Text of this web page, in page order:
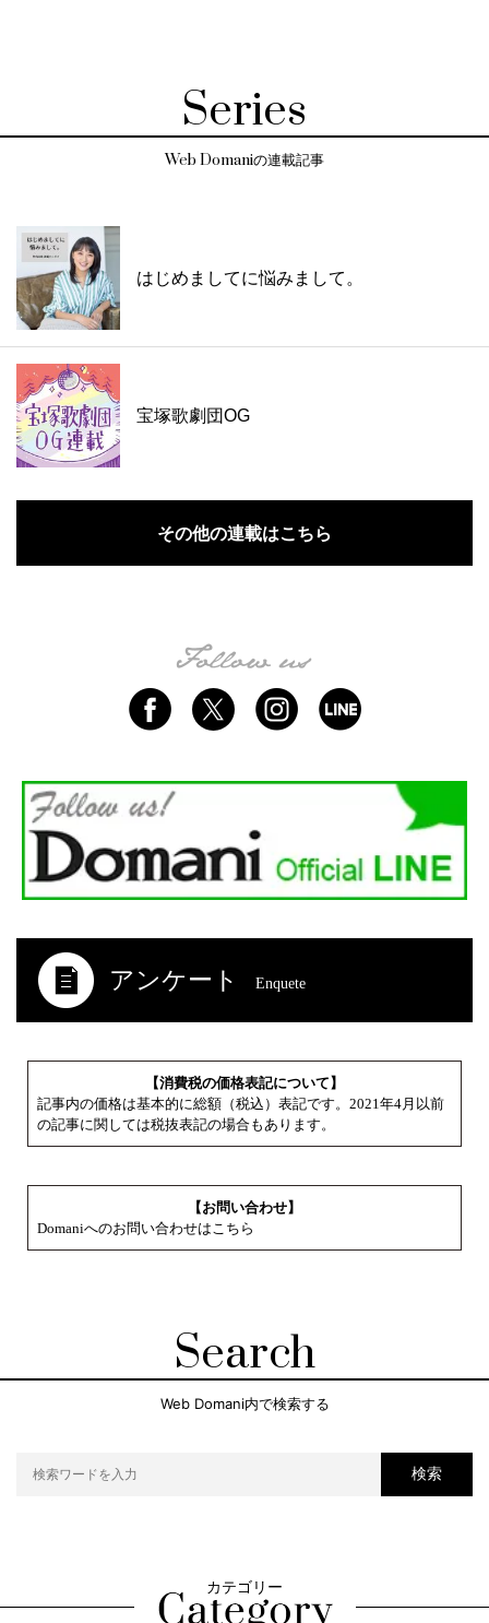
Series
Web Domaniの連載記事
はじめましてに悩みまして。
宝塚歌劇団OG
その他の連載はこちら
アンケート Enquete
【消費税の価格表記について】
記事内の価格は基本的に総額（税込）表記です。2021年4月以前
の記事に関しては税抜表記の場合もあります。
【お問い合わせ】
Domaniへのお問い合わせはこちら
Search
Web Domani内で検索する
検索
カテゴリー